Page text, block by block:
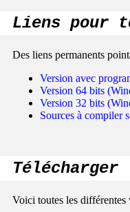
Liens pour
Des liens permanents
Version avec
Version 64 bits
Version 32 bits
Sources à compiler
Télécharger
Voici toutes les